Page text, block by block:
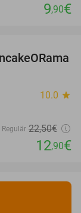
9,90€
43%
10.0 star
Regulär 22,50€
12,90€